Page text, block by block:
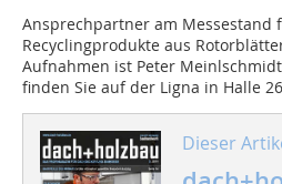
Ansprechpartner am Messestand
Recyclingprodukte aus
Aufnahmen ist Peter
finden Sie auf der Ligna in Halle
Dieser